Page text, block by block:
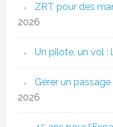
ZRT pour des
2026
Un pilote, un vol :
Gérer un
2026